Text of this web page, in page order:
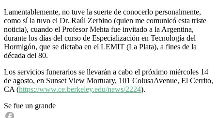
Lamentablemente, no tuve la suerte de conocerlo personalmente,
como sí la tuvo el Dr. Raúl Zerbino (quien me comunicó esta triste
noticia), cuando el Profesor Mehta fue invitado a la Argentina,
durante los días del curso de Especialización en Tecnología del
Hormigón, que se dictaba en el LEMIT (La Plata), a fines de la
década del 80.
Los servicios funerarios se llevarán a cabo el próximo miércoles 14
de agosto, en Sunset View Mortuary, 101 ColusaAvenue, El Cerrito,
CA (https://www.ce.berkeley.edu/news/2224).
Se fue un grande